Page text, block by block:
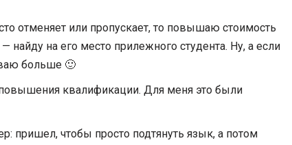
отменяет или пропускает, то повышаю стоимость
найду на его место прилежного студента. Ну, а если
больше 🙂
квалификации. Для меня это были
пришел, чтобы просто подтянуть язык, а потом